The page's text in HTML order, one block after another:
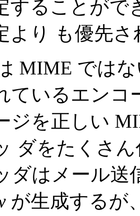
することがで
より も優先さ
MIME では
ているエンコ
ジを正しい
ダをたくさ
ダはメール送
が生成するが